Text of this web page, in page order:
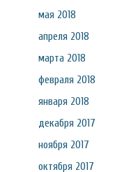
мая 2018
апреля 2018
марта 2018
февраля 2018
января 2018
декабря 2017
ноября 2017
октября 2017